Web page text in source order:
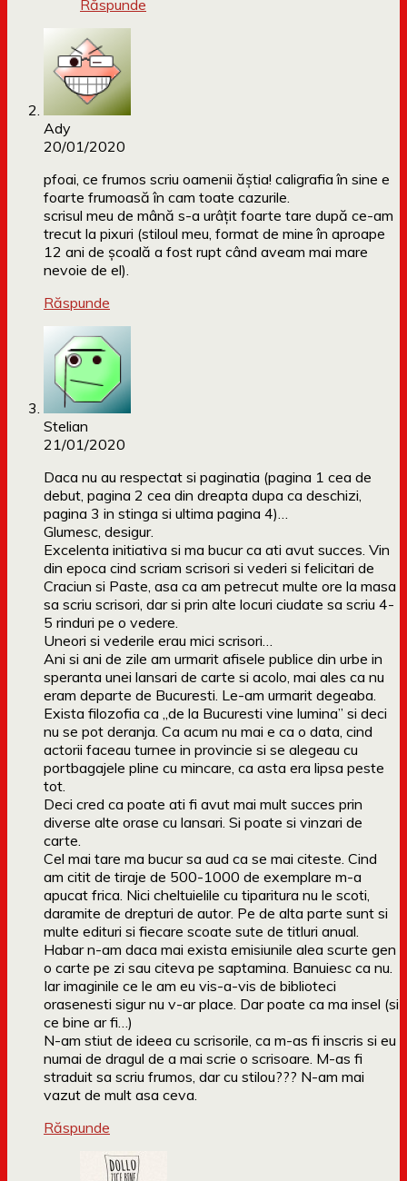
Răspunde
Ady
20/01/2020
pfoai, ce frumos scriu oamenii ăștia! caligrafia în sine e
foarte frumoasă în cam toate cazurile.
scrisul meu de mână s-a urâțit foarte tare după ce-am
trecut la pixuri (stiloul meu, format de mine în aproape
12 ani de școală a fost rupt când aveam mai mare
nevoie de el).
Răspunde
Stelian
21/01/2020
Daca nu au respectat si paginatia (pagina 1 cea de
debut, pagina 2 cea din dreapta dupa ca deschizi,
pagina 3 in stinga si ultima pagina 4)…
Glumesc, desigur.
Excelenta initiativa si ma bucur ca ati avut succes. Vin
din epoca cind scriam scrisori si vederi si felicitari de
Craciun si Paste, asa ca am petrecut multe ore la masa
sa scriu scrisori, dar si prin alte locuri ciudate sa scriu 4-
5 rinduri pe o vedere.
Uneori si vederile erau mici scrisori…
Ani si ani de zile am urmarit afisele publice din urbe in
speranta unei lansari de carte si acolo, mai ales ca nu
eram departe de Bucuresti. Le-am urmarit degeaba.
Exista filozofia ca „de la Bucuresti vine lumina” si deci
nu se pot deranja. Ca acum nu mai e ca o data, cind
actorii faceau turnee in provincie si se alegeau cu
portbagajele pline cu mincare, ca asta era lipsa peste
tot.
Deci cred ca poate ati fi avut mai mult succes prin
diverse alte orase cu lansari. Si poate si vinzari de
carte.
Cel mai tare ma bucur sa aud ca se mai citeste. Cind
am citit de tiraje de 500-1000 de exemplare m-a
apucat frica. Nici cheltuielile cu tiparitura nu le scoti,
daramite de drepturi de autor. Pe de alta parte sunt si
multe edituri si fiecare scoate sute de titluri anual.
Habar n-am daca mai exista emisiunile alea scurte gen
o carte pe zi sau citeva pe saptamina. Banuiesc ca nu.
Iar imaginile ce le am eu vis-a-vis de biblioteci
orasenesti sigur nu v-ar place. Dar poate ca ma insel (si
ce bine ar fi…)
N-am stiut de ideea cu scrisorile, ca m-as fi inscris si eu
numai de dragul de a mai scrie o scrisoare. M-as fi
straduit sa scriu frumos, dar cu stilou??? N-am mai
vazut de mult asa ceva.
Răspunde